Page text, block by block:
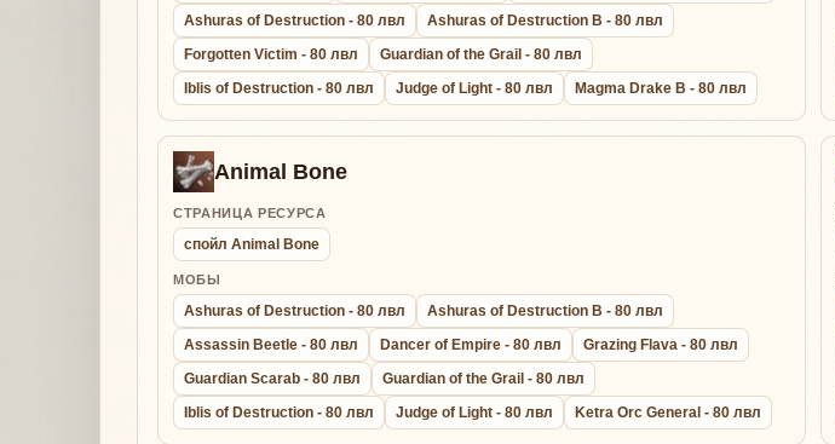
Ashuras of Destruction - 80 лвл
Ashuras of Destruction B - 80 лвл
Forgotten Victim - 80 лвл
Guardian of the Grail - 80 лвл
Iblis of Destruction - 80 лвл
Judge of Light - 80 лвл Magma Drake B - 80 лвл
Animal Bone
СТРАНИЦА РЕСУРСА
спойл Animal Bone
МОБЫ
Ashuras of Destruction - 80 лвл
Ashuras of Destruction B - 80 лвл
Assassin Beetle - 80 лвл
Dancer of Empire - 80 лвл
Grazing Flava - 80 лвл
Guardian Scarab - 80 лвл
Guardian of the Grail - 80 лвл
Iblis of Destruction - 80 лвл
Judge of Light - 80 лвл Ketra Orc General - 80 лвл